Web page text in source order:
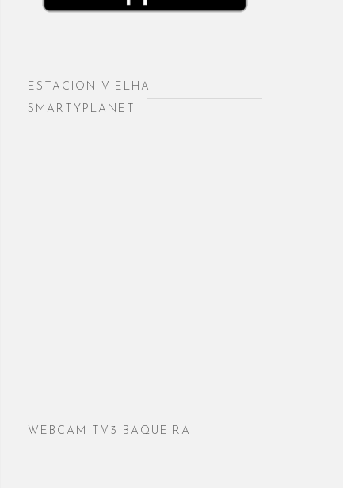
ESTACION VIELHA
SMARTYPLANET
WEBCAM TV3 BAQUEIRA